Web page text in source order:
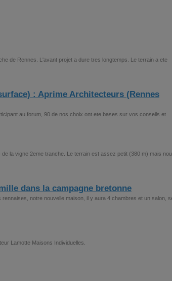
de Rennes. L'avant projet a dure tres longtemps. Le terrain a ete
: Aprime Architecteurs (Rennes
au forum, 90 de nos choix ont ete bases sur vos conseils et
la vigne 2eme tranche. Le terrain est assez petit (380 m) mais
dans la campagne bretonne
notre nouvelle maison, il y aura 4 chambres et un salon,
Lamotte Maisons Individuelles.